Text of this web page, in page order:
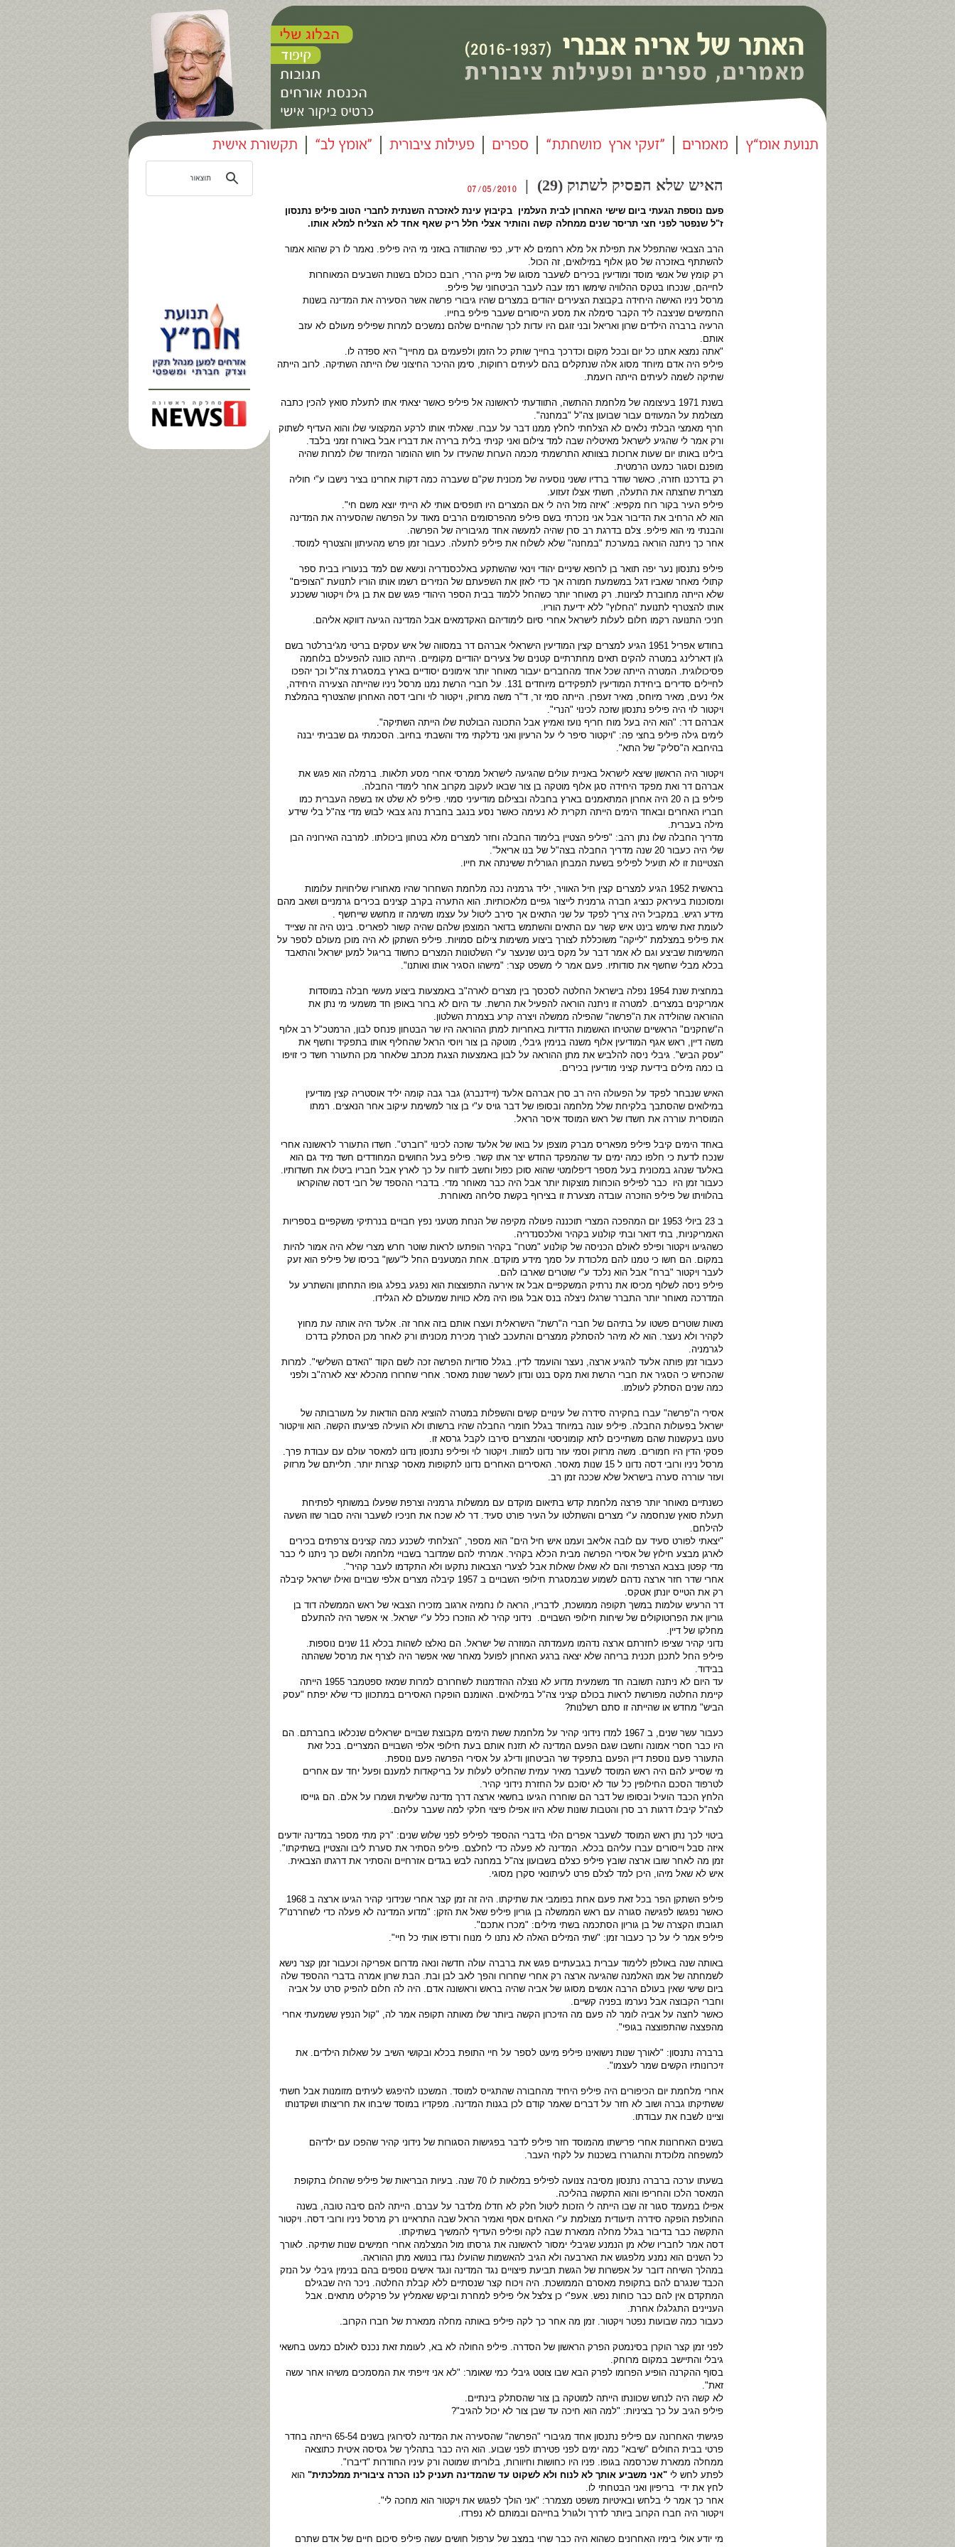
האיש שלא הפסיק לשתוק (29) |
פעם נוספת הגעתי ביום שישי האחרון לבית העלמין בקיבוץ עינת לאזכרה השנתית לחברי הטוב פיליפ נתנסון
ז"ל שנפטר לפני חצי תריסר שנים ממחלה קשה והותיר אצלי חלל ריק שאף אחד לא הצליח למלא אותו.
הרב הצבאי שהתפלל את תפילת אל מלא רחמים לא ידע, כפי שהתוודה באזני מי היה פיליפ. נאמר לו רק שהוא אמור
להשתתף באזכרה של סגן אלוף במילואים, זה הכול.
רק קומץ של אנשי מוסד ומודיעין בכירים לשעבר מסוגו של מייק הררי, רובם ככולם בשנות השבעים המאוחרות
לחייהם, שנכחו בטקס ההלוויה שימשו רמז עבה לעבר הביטחוני של פיליפ.
מרסל ניניו האישה היחידה בקבוצת הצעירים יהודים במצרים שהיו גיבורי פרשה אשר הסעירה את המדינה בשנות
החמישים שניצבה ליד הקבר סימלה את מסע הייסורים שעבר פיליפ בחייו.
הרעיה ברברה הילדים שרון ואריאל ובני זוגם היו עדות לכך שהחיים שלהם נמשכים למרות שפיליפ מעולם לא עזב
אותם.
"אתה נמצא אתנו כל יום ובכל מקום וכדרכך בחייך שותק כל הזמן ולפעמים גם מחייך" היא ספדה לו.
פיליפ היה אדם מיוחד מסוג אלה שנתקלים בהם לעיתים רחוקות, סימן ההיכר החיצוני שלו הייתה השתיקה. לרוב הייתה
שתיקה לשמה לעיתים הייתה רועמת.
בשנת 1971 בעיצומה של מלחמת ההתשה, התוודעתי לראשונה אל פיליפ כאשר יצאתי אתו לתעלת סואץ להכין כתבה
מצולמת על המעוזים עבור שבועון צה"ל "במחנה".
חרף מאמצי הבלתי נלאים לא הצלחתי לחלץ ממנו דבר על עברו. שאלתי אותו לרקע המקצועי שלו והוא העדיף לשתוק
ורק אמר לי שהגיע לישראל מאיטליה שבה למד צילום ואני קניתי בלית ברירה את דבריו אבל באורח זמני בלבד.
בילינו באותו יום שעות ארוכות בצוותא התרשמתי מכמה הערות שהעידו על חוש ההומור המיוחד שלו למרות שהיה
מופנם וסגור כמעט הרמטית.
רק בדרכנו חזרה, כאשר שודר ברדיו ששני נוסעיה של מכונית שק"ם שעברה כמה דקות אחרינו בציר נישבו ע"י חוליה
מצרית שחצתה את התעלה, חשתי אצלו זעזוע.
פיליפ העיר בקור רוח מקפיא: "איזה מזל היה לי אם המצרים היו תופסים אותי לא הייתי יוצא משם חי".
הוא לא הרחיב את הדיבור אבל אני נזכרתי בשם פיליפ מהפרסומים הרבים מאוד על הפרשה שהסעירה את המדינה
והבנתי מי הוא פיליפ. צלם בדרגת רב סרן שהיה למעשה אחד מגיבוריה של הפרשה.
אחר כך ניתנה הוראה במערכת "במחנה" שלא לשלוח את פיליפ לתעלה. כעבור זמן פרש מהעיתון והצטרף למוסד.
פיליפ נתנסון נער יפה תואר בן לרופא שיניים יהודי וינאי שהשתקע באלכסנדריה ונישא שם למד בנעוריו בבית ספר
קתולי מאחר שאביו דגל במשמעת חמורה אך כדי לאזן את השפעתם של הנזירים רשמו אותו הוריו לתנועת "הצופים"
שלא הייתה מחוברת לציונות. רק מאוחר יותר כשהחל ללמוד בבית הספר היהודי פגש שם את בן גילו ויקטור ששכנע
אותו להצטרף לתנועת "החלוץ" ללא ידיעת הוריו.
חניכי התנועה רקמו חלום לעלות לישראל אחרי סיום לימודיהם האקדמאים אבל המדינה הגיעה דווקא אליהם.
בחודש אפריל 1951 הגיע למצרים קצין המודיעין הישראלי אברהם דר במסווה של איש עסקים בריטי מג'יברלטר בשם
ג'ון דארלינג במטרה להקים תאים מחתרתיים קטנים של צעירים יהודיים מקומיים. הייתה כוונה להפעילם בלוחמה
פסיכולוגית. המטרה הייתה שכל אחד מהחברים יעבור מאוחר יותר אימונים יסודיים בארץ במסגרת צה"ל וכך יהפכו
לחיילים סדירים ביחידת המודיעין לתפקידים מיוחדים 131. על חברי הרשת נמנו מרסל ניניו שהייתה הצעירה היחידה,
אלי נעים, מאיר מיוחס, מאיר זעפרן. הייתה סמי זר, ד"ר משה מרזוק, ויקטור לוי ורובי דסה האחרון שהצטרף בהמלצת
ויקטור לוי היה פיליפ נתנסון שזכה לכינוי "הנרי".
אברהם דר: "הוא היה בעל מוח חריף נועז ואמיץ אבל התכונה הבולטת שלו הייתה השתיקה".
לימים גילה פיליפ בחצי פה: "ויקטור סיפר לי על הרעיון ואני נדלקתי מיד והשבתי בחיוב. הסכמתי גם שבביתי יבנה
בהיחבא ה"סליק" של התא".
ויקטור היה הראשון שיצא לישראל באניית עולים שהגיעה לישראל ממרסי אחרי מסע תלאות. ברמלה הוא פגש את
אברהם דר ואת מפקד היחידה סגן אלוף מוטקה בן צור שבאו לעקוב מקרוב אחר לימודי החבלה.
פיליפ בן ה 20 היה אחרון המתאמנים בארץ בחבלה ובצילום מודיעיני סמוי. פיליפ לא שלט אז בשפה העברית כמו
חבריו האחרים ובאחד הימים הייתה תקרית לא נעימה כאשר נסע בנגב בחברת נהג צבאי לבוש מדי צה"ל בלי שידע
מילה בעברית.
מדריך החבלה שלו נתן רהב: "פיליפ הצטיין בלימוד החבלה וחזר למצרים מלא בטחון ביכולתו. למרבה האירוניה הבן
שלי היה כעבור 20 שנה מדריך החבלה בצה"ל של בנו אריאל".
הצטיינות זו לא תועיל לפיליפ בשעת המבחן הגורלית ששינתה את חייו.
בראשית 1952 הגיע למצרים קצין חיל האוויר, יליד גרמניה נכה מלחמת השחרור שהיו מאחוריו שליחויות עלומות
ומסוכנות בעיראק כנציג חברה גרמנית לייצור גפיים מלאכותיות. הוא התערה בקרב קצינים בכירים גרמניים ושאב מהם
מידע רגיש. במקביל היה צריך לפקד על שני התאים אך סירב ליטול על עצמו משימה זו מחשש שייחשף .
לעומת זאת שימש בינט איש קשר עם התאים והשתמש בדואר המוצפן שלהם שהיה קשור לפאריס. בינט היה זה שצייד
את פיליפ במצלמת "לייקה" משוכללת לצורך ביצוע משימות צילום סמויות. פיליפ השתקן לא היה מוכן מעולם לספר על
המשימות שביצע וגם לא אמר דבר על מקס בינט שנעצר ע"י השלטונות המצרים כחשוד בריגול למען ישראל והתאבד
בכלא מבלי שחשף את סודותיו. פעם אמר לי משפט קצר: "מישהו הסגיר אותו ואותנו".
במחצית שנת 1954 נפלה בישראל החלטה לסכסך בין מצרים לארה"ב באמצעות ביצוע מעשי חבלה במוסדות
אמריקנים במצרים. למטרה זו ניתנה הוראה להפעיל את הרשת. עד היום לא ברור באופן חד משמעי מי נתן את
ההוראה שהולידה את ה"פרשה" שהפילה ממשלה ויצרה קרע בצמרת השלטון.
ה"שחקנים" הראשיים שהטיחו האשמות הדדיות באחריות למתן ההוראה היו שר הבטחון פנחס לבון, הרמטכ"ל רב אלוף
משה דיין, ראש אגף המודיעין אלוף משנה בנימין גיבלי, מוטקה בן צור ויוסי הראל שהחליף אותו בתפקיד וחשף את
"עסק הביש". גיבלי ניסה להלביש את מתן ההוראה על לבון באמצעות הצגת מכתב שלאחר מכן התעורר חשד כי זויפו
בו כמה מילים בידיעת קציני מודיעין בכירים.
האיש שנבחר לפקד על הפעולה היה רב סרן אברהם אלעד (זיידנברג) גבר גבה קומה יליד אוסטריה קצין מודיעין
במילואים שהסתבך בלקיחת שלל מלחמה ובסופו של דבר גויס ע"י בן צור למשימת עיקוב אחר הנאצים. רמתו
המוסרית עוררה את חשדו של ראש המוסד איסר הראל.
באחד הימים קיבל פיליפ מפאריס מברק מוצפן על בואו של אלעד שזכה לכינוי "רוברט". חשדו התעורר לראשונה אחרי
שנכח לדעת כי חלפו כמה ימים עד שהמפקד החדש יצר אתו קשר. פיליפ בעל החושים המחודדים חשד מיד גם הוא
באלעד שנהג במכונית בעל מספר דיפלומטי שהוא סוכן כפול וחשב לדווח על כך לארץ אבל חבריו ביטלו את חשדותיו.
כעבור זמן היו כבר לפיליפ הוכחות מוצקות יותר אבל היה כבר מאוחר מדי. בדברי ההספד של רובי דסה שהוקראו
בהלוויתו של פיליפ הוזכרה עובדה מצערת זו בצירוף בקשת סליחה מאוחרת.
ב 23 ביולי 1953 יום המהפכה המצרי תוכננה פעולה מקיפה של הנחת מטעני נפץ חבויים בנרתיקי משקפיים בספריות
האמריקניות, בתי דואר ובתי קולנוע בקהיר ואלכסנדריה.
כשהגיעו ויקטור ופילפ לאולם הכניסה של קולנוע "מטרו" בקהיר הופתעו לראות שוטר חרש מצרי שלא היה אמור להיות
במקום. הם חשו כי טמנו להם מלכודת על סמך מידע מוקדם. אחת המטענים החל ל"עשן" בכיסו של פיליפ הוא זעק
לעבר ויקטור "ברח" אבל הוא נלכד ע"י שוטרים שארבו להם.
פיליפ ניסה לשלוף מכיסו את נרתיק המשקפיים אבל אז אירעה התפוצצות הוא נפגע בפלג גופו התחתון והשתרע על
המדרכה מאוחר יותר התברר שרגלו ניצלה בנס אבל גופו היה מלא כוויות שמעולם לא הגלידו.
מאות שוטרים פשטו על בתיהם של חברי ה"רשת" הישראלית ועצרו אותם בזה אחר זה. אלעד היה אותה עת מחוץ
לקהיר ולא נעצר. הוא לא מיהר להסתלק ממצרים והתעכב לצורך מכירת מכוניתו ורק לאחר מכן הסתלק בדרכו
לגרמניה.
כעבור זמן פותה אלעד להגיע ארצה, נעצר והועמד לדין. בגלל סודיות הפרשה זכה לשם הקוד "האדם השלישי". למרות
שהכחיש כי הסגיר את חברי הרשת ואת מקס בנט ונדון לעשר שנות מאסר. אחרי שחרורו מהכלא יצא לארה"ב ולפני
כמה שנים הסתלק לעולמו.
אסירי ה"פרשה" עברו בחקירה סידרה של עינויים קשים והשפלות במטרה להוציא מהם הודאות על מעורבותה של
ישראל בפעולות החבלה. פיליפ עונה במיוחד בגלל חומרי החבלה שהיו ברשותו ולא הועילה פציעתו הקשה. הוא וויקטור
טענו בעקשנות שהם משתייכים לתא קומוניסטי והמצרים סירבו לקבל גרסא זו.
פסקי הדין היו חמורים. משה מרזוק וסמי עזר נדונו למוות. ויקטור לוי ופיליפ נתנסון נדונו למאסר עולם עם עבודת פרך.
מרסל ניניו ורובי דסה נדונו ל 15 שנות מאסר. האסירים האחרים נדונו לתקופות מאסר קצרות יותר. תלייתם של מרזוק
ועזר עוררה סערה בישראל שלא שככה זמן רב.
כשנתיים מאוחר יותר פרצה מלחמת קדש בתיאום מוקדם עם ממשלות גרמניה וצרפת שפעלו במשותף לפתיחת
תעלת סואץ שנחסמה ע"י מצרים והשתלטו על העיר פורט סעיד. דר לא שכח את חניכיו לשעבר והיה סבור שזו השעה
להילחם.
"יצאתי לפורט סעיד עם לובה אליאב ועמנו איש חיל הים" הוא מספר, "הצלחתי לשכנע כמה קצינים צרפתים בכירים
לארגן מבצע חילוץ של אסירי הפרשה מבית הכלא בקהיר. אמרתי להם שמדובר בשבויי מלחמה ולשם כך ניתנו לי כבר
מדי קפטן בצבא הצרפתי והם לא שאלו שאלות אבל לצערי הצבאות נתקעו ולא התקדמו לעבר קהיר".
אחרי שדר חזר ארצה נדהם לשמוע שבמסגרת חילופי השבויים ב 1957 קיבלה מצרים אלפי שבויים ואילו ישראל קיבלה
רק את הטייס יונתן אטקס.
דר הרעיש עולמות במשך תקופה ממושכת, לדבריו, הראה לו נחמיה ארגוב מזכירו הצבאי של ראש הממשלה דוד בן
גוריון את הפרוטוקולים של שיחות חילופי השבויים. נידוני קהיר לא הוזכרו כלל ע"י ישראל. אי אפשר היה להתעלם
מחלקו של דיין.
נדוני קהיר שציפו לחזרתם ארצה נדהמו מעמדתה המוזרה של ישראל. הם נאלצו לשהות בכלא 11 שנים נוספות.
פיליפ החל לתכנן תכנית בריחה שלא יצאה ברגע האחרון לפועל מאחר שאי אפשר היה לצרף את מרסל ששהתה
בבידוד.
עד היום לא ניתנה תשובה חד משמעית מדוע לא נוצלה ההזדמנות לשחרורם למרות שמאז ספטמבר 1955 הייתה
קיימת החלטה מפורשת לראות בכולם קציני צה"ל במילואים. האומנם הופקרו האסירים במתכוון כדי שלא יפתח "עסק
הביש" מחדש או שהייתה זו סתם רשלנות?
כעבור עשר שנים, ב 1967 למדו נידוני קהיר על מלחמת ששת הימים מקבוצת שבויים ישראלים שנכלאו בחברתם. הם
היו כבר חסרי אמונה וחשבו שגם הפעם המדינה לא תזנח אותם בעת חילופי אלפי השבויים המצריים. בכל זאת
התעורר פעם נוספת דיין הפעם בתפקיד שר הביטחון ודילג על אסירי הפרשה פעם נוספת.
מי שסייע להם היה ראש המוסד לשעבר מאיר עמית שהחליט לעלות על בריקאדות למענם ופעל יחד עם אחרים
לטרפוד הסכם החילופין כל עוד לא יסוכם על החזרת נידוני קהיר.
הלחץ הכבד הועיל ובסופו של דבר הם שוחררו הגיעו בחשאי ארצה דרך מדינה שלישית ושמרו על אלם. הם גוייסו
לצה"ל קיבלו דרגות רב סרן והטבות שונות שלא היוו אפילו פיצוי חלקי למה שעבר עליהם.
ביטוי לכך נתן ראש המוסד לשעבר אפרים הלוי בדברי ההספד לפיליפ לפני שלוש שנים: "רק מתי מספר במדינה יודעים
איזה סבל וייסורים עברו עליהם בכלא. המדינה לא פעלה כדי לחלצם. פיליפ הסתיר את סערת ליבו והצטיין בשתיקתו".
זמן מה לאחר שובו ארצה שובץ פיליפ כצלם בשבועון צה"ל במחנה לבש בגדים אזרחיים והסתיר את דרגתו הצבאית.
איש לא שאל מיהו, היכן למד לצלם פרט לעיתונאי סקרן מסוגי.
פיליפ השתקן הפר בכל זאת פעם אחת בפומבי את שתיקתו. היה זה זמן קצר אחרי שנידוני קהיר הגיעו ארצה ב 1968
כאשר נפגשו לפגישה סגורה עם ראש הממשלה בן גוריון פיליפ שאל את הזקן: "מדוע המדינה לא פעלה כדי לשחררנו"?
תגובתו הקצרה של בן גוריון הסתכמה בשתי מילים: "מכרו אתכם".
פיליפ אמר לי על כך כעבור זמן: "שתי המילים האלה לא נתנו לי מנוח ורדפו אותי כל חיי".
באותה שנה באולפן ללימוד עברית בגבעתיים פגש את ברברה עולה חדשה ונאה מדרום אפריקה וכעבור זמן קצר נישא
לשמחתה של אמו האלמנה שהגיעה ארצה רק אחרי שחרורו והפך לאב לבן ובת. הבת שרון אמרה בדברי ההספד שלה
ביום שישי שאין בעולם הרבה אנשים מסוגו של אביה שהיה בראש וראשונה אדם. היה לה חלום להפיק סרט על אביה
וחברי הקבוצה אבל נערמו בפניה קשיים.
כאשר לחצה על אביה לומר לה פעם מה הזיכרון הקשה ביותר שלו מאותה תקופה אמר לה, "קול הנפץ ששמעתי אחרי
מהפצצה שהתפוצצה בגופי".
ברברה נתנסון: "לאורך שנות נישואינו פיליפ מיעט לספר על חיי התופת בכלא ובקושי השיב על שאלות הילדים. את
זיכרונותיו הקשים שמר לעצמו".
אחרי מלחמת יום הכיפורים היה פיליפ היחיד מהחבורה שהתגייס למוסד. המשכנו להיפגש לעיתים מזומנות אבל חשתי
ששתיקתו גברה ושוב לא חזר על דברים שאמר קודם לכן בגנות המדינה. מפקדיו במוסד שיבחו את חריצותו ושקדנותו
וציינו לשבח את עבודתו.
בשנים האחרונות אחרי פרישתו מהמוסד חזר פיליפ לדבר בפגישות הסגורות של נידוני קהיר שהפכו עם ילדיהם
למשפחה מלוכדת והתגוררו בשכנות על לקחי העבר.
בשעתו ערכה ברברה נתנסון מסיבה צנועה לפיליפ במלאות לו 70 שנה. בעיות הבריאות של פיליפ שהחלו בתקופת
המאסר הלכו והחריפו והוא התקשה בהליכה.
אפילו במעמד סגור זה שבו הייתה לי הזכות ליטול חלק לא חדלו מלדבר על עברם. הייתה להם סיבה טובה, בשנה
החולפת הופקה סידרה תיעודית מצולמת ע"י האחים אסף ואמיר הראל שבה התראיינו רק מרסל ניניו ורובי דסה. ויקטור
התקשה כבר בדיבור בגלל מחלה ממארת שבה לקה ופיליפ העדיף להמשיך בשתיקתו.
דסה אמר לחבריו שלא מן הנמנע שגיבלי ימסור לראשונה את גרסתו מול המצלמה אחרי חמישים שנות שתיקה. לאורך
כל השנים הוא נמנע מלפגוש את הארבעה ולא הגיב להאשמות שהועלו נגדו בנושא מתן ההוראה.
במהלך השיחה דובר על אפשרות של הגשת תביעת פיצויים נגד המדינה ונגד אישים נוספים בהם בנימין גיבלי על הנזק
הכבד שנגרם להם בתקופת מאסרם הממושכת. היה ויכוח קצר שנסתיים ללא קבלת החלטה. ניכר היה שבגילם
המתקדם אין להם כבר כוחות נפש. אעפ"י כן צלצל אלי פיליפ למחרת וביקש שאמליץ על פרקליט מתאים. אבל
העניינים התגלגלו אחרת.
כעבור כמה שבועות נפטר ויקטור. זמן מה אחר כך לקה פיליפ באותה מחלה ממארת של חברו הקרוב.
לפני זמן קצר הוקרן בסינמטק הפרק הראשון של הסדרה. פיליפ החולה לא בא, לעומת זאת נכנס לאולם כמעט בחשאי
גיבלי והתיישב במקום מרוחק.
בסוף ההקרנה הופיע הפרומו לפרק הבא שבו צוטט גיבלי כמי שאומר: "לא אני זייפתי את המסמכים משיהו אחר עשה
זאת".
לא קשה היה לנחש שכוונתו הייתה למוטקה בן צור שהסתלק בינתיים.
פיליפ הגיב על כך בציניות: "למה הוא חיכה עד שבן צור לא יכול להגיב"?
פגישתי האחרונה עם פיליפ נתנסון אחד מגיבורי "הפרשה" שהסעירה את המדינה לסירוגין בשנים 65-54 הייתה בחדר
פרטי בבית החולים "שיבא" כמה ימים לפני פטירתו לפני שבוע. הוא היה כבר בתהליך של גסיסה איטית כתוצאה
ממחלה ממארת שכרסמה בגופו. פניו היו כחושות וחיוורות, בלוריתו שמוטה ורק עיניו החודרות "דיברו".
לפתע לחש לי "אני משביע אותך לא לנוח ולא לשקוט עד שהמדינה תעניק לנו הכרה ציבורית ממלכתית" הוא
לחץ את ידי בריפיון ואני הבטחתי לו.
אחר כך אמר לי בלחש ובאיטיות משפט מצמרר: "אני הולך לפגוש את ויקטור הוא מחכה לי".
ויקטור היה חברו הקרוב ביותר לדרך ולגורל בחייהם ובמותם לא נפרדו.
מי יודע אולי בימיו האחרונים כשהוא היה כבר שרוי במצב של ערפול חושים עשה פיליפ סיכום חיים של אדם שתרם